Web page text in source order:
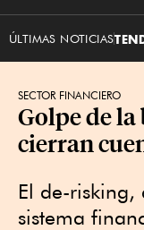
ÚLTIMAS NOTICIAS
SECTOR FINANCIERO
Golpe de la
cierran
El de-risking,
sistema